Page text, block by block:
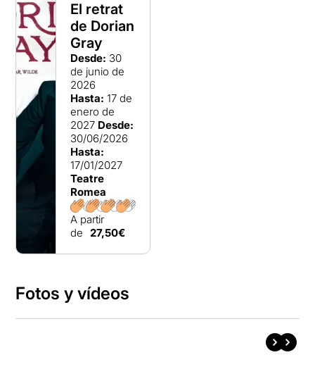
El retrat
de Dorian
Gray
Desde: 30
de junio de
2026
Hasta: 17 de
enero de
2027 Desde:
30/06/2026
Hasta:
17/01/2027
Teatre
Romea
A partir
de 27,50€
Fotos y vídeos